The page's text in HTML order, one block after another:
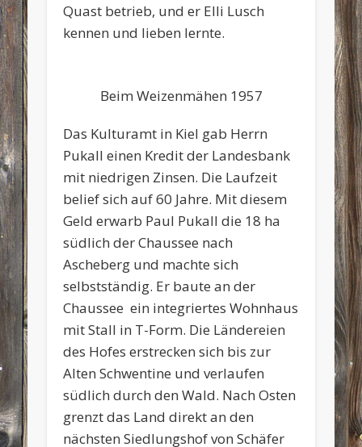
Quast betrieb, und er Elli Lusch
kennen und lieben lernte.
Beim Weizenmähen 1957
Das Kulturamt in Kiel gab Herrn
Pukall einen Kredit der Landesbank
mit niedrigen Zinsen. Die Laufzeit
belief sich auf 60 Jahre. Mit diesem
Geld erwarb Paul Pukall die 18 ha
südlich der Chaussee nach
Ascheberg und machte sich
selbstständig. Er baute an der
Chaussee ein integriertes Wohnhaus
mit Stall in T-Form. Die Ländereien
des Hofes erstrecken sich bis zur
Alten Schwentine und verlaufen
südlich durch den Wald. Nach Osten
grenzt das Land direkt an den
nächsten Siedlungshof von Schäfer